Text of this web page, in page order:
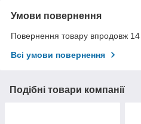
Умови повернення
Повернення товару впродовж 14
Всі умови повернення
Подібні товари компанії